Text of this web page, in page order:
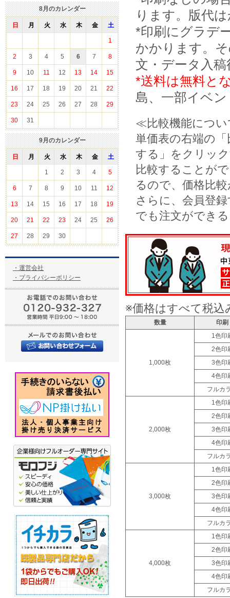
8月のカレンダー
日 月 火 水 木 金 土
1
2 3 4 5 6 7 8
9 10 11 12 13 14 15
16 17 18 19 20 21 22
23 24 25 26 27 28 29
30 31
9月のカレンダー
日 月 火 水 木 金 土
1 2 3 4 5
6 7 8 9 10 11 12
13 14 15 16 17 18 19
20 21 22 23 24 25 26
27 28 29 30
・運営会社
・プライバシーポリシー
ります。版代
*印刷にグラデ
かかります。
文・データ入
*送料は無料と
島、一部イベ
≪比較機能につ
単価表の右端の
する」をクリッ
比較することが
るので、価格比
さらに、会員登
でも注文ができ
※価格はすべて税込
数量 印刷
1,000枚
1色印
2色印
3色印
4色印
フルカ
2,000枚
1色印
2色印
3色印
4色印
フルカ
3,000枚
1色印
2色印
3色印
4色印
フルカ
4,000枚
1色印
2色印
3色印
4色印
フルカ